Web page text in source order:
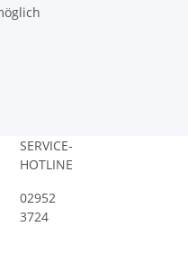
SERVICE-
HOTLINE
02952
3724